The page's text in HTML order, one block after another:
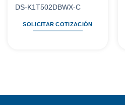
DS-K1T502DBWX-C
SOLICITAR COTIZACIÓN